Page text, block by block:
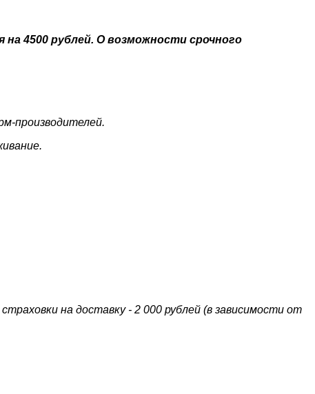
4500 рублей. О возможности срочного
производителей.
на доставку - 2 000 рублей (в зависимости от